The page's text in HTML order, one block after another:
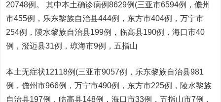
20748例。 其中本土确诊病例8629例(三亚市6594例，儋州
市455例，乐东黎族自治县444例，东方市404例，万宁市
254例，陵水黎族自治县199例，临高县190例，海口市40
例，澄迈县31例，琼海市9例，五指山
本土无症状12118例(三亚市9057例，乐东黎族自治县981
例，儋州市966例，万宁市490例，东方市225例，陵水黎族
自治县197例，临高县148例，海口市33例，五指山市7例，